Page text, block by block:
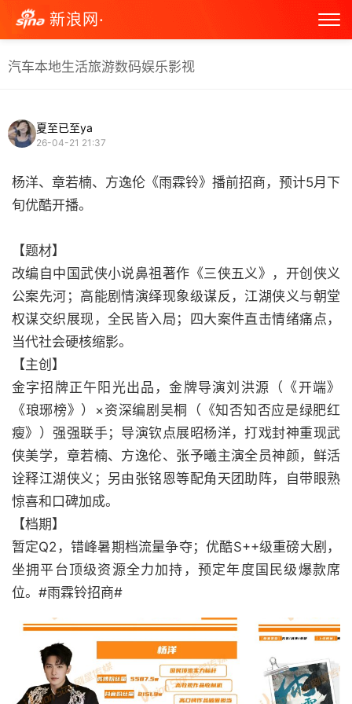
新浪网·
汽车本地生活旅游数码娱乐影视
夏至已至ya
26-04-21 21:37
杨洋、章若楠、方逸伦《雨霖铃》播前招商，预计5月下
旬优酷开播。
【题材】
改编自中国武侠小说鼻祖著作《三侠五义》，开创侠义
公案先河；高能剧情演绎现象级谋反，江湖侠义与朝堂
权谋交织展现，全民皆入局；四大案件直击情绪痛点，
当代社会硬核缩影。
【主创】
金字招牌正午阳光出品，金牌导演刘洪源（《开端》
《琅琊榜》）×资深编剧吴桐（《知否知否应是绿肥红
瘦》）强强联手；导演钦点展昭杨洋，打戏封神重现武
侠美学，章若楠、方逸伦、张予曦主演全员神颜，鲜活
诠释江湖侠义；另由张铭恩等配角天团助阵，自带眼熟
惊喜和口碑加成。
【档期】
暂定Q2，错峰暑期档流量争夺；优酷S++级重磅大剧，
坐拥平台顶级资源全力加持，预定年度国民级爆款席
位。#雨霖铃招商#